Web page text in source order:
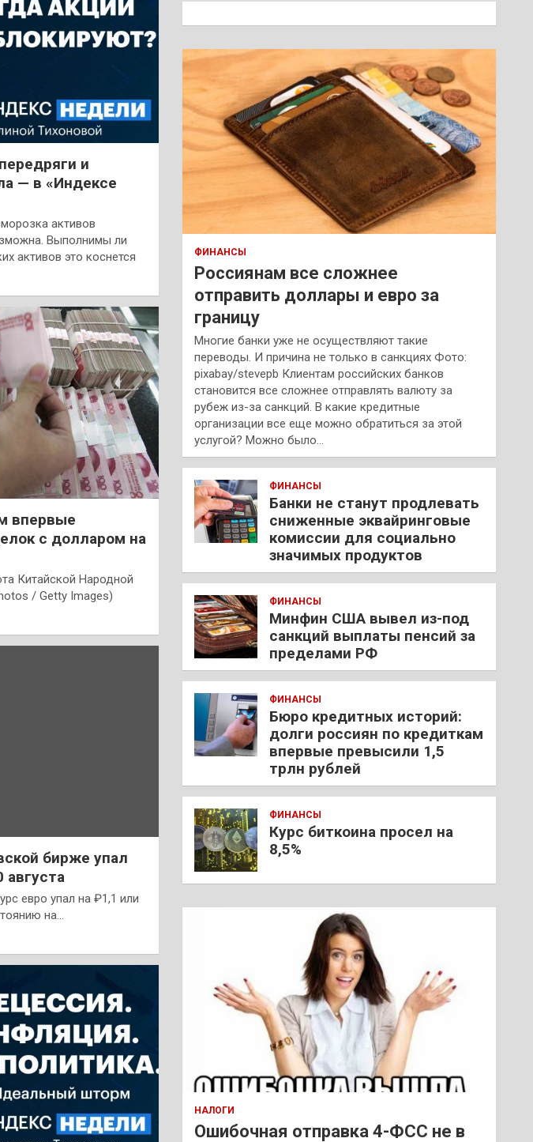
и
— в «Индексе
активов
Выполнимы ли
активов это коснется
впервые
с долларом на
Китайской Народной
/ Getty Images)
бирже упал
евро упал на ₽1,1 или
на…
к
ФИНАНСЫ
Россиянам все сложнее
отправить доллары и евро за
границу
Многие банки уже не осуществляют такие
переводы. И причина не только в санкциях Фото:
pixabay/stevepb Клиентам российских банков
становится все сложнее отправлять валюту за
рубеж из-за санкций. В какие кредитные
организации все еще можно обратиться за этой
услугой? Можно было…
ФИНАНСЫ
Банки не станут продлевать
сниженные эквайринговые
комиссии для социально
значимых продуктов
ФИНАНСЫ
Минфин США вывел из-под
санкций выплаты пенсий за
пределами РФ
ФИНАНСЫ
Бюро кредитных историй:
долги россиян по кредиткам
впервые превысили 1,5
трлн рублей
ФИНАНСЫ
Курс биткоина просел на
8,5%
НАЛОГИ
Ошибочная отправка 4-ФСС не в